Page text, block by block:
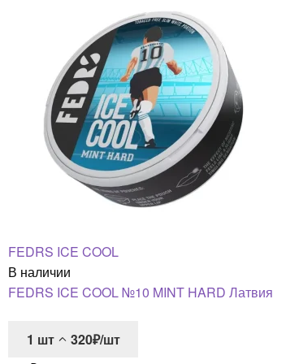
FEDRS ICE COOL
В наличии
FEDRS ICE COOL №10 MINT HARD Латвия
1 шт
320₽/шт